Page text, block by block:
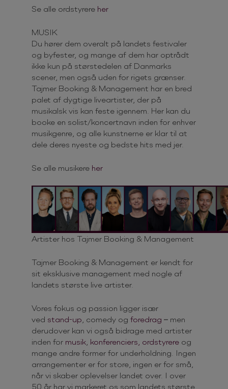
Se alle ordstyrere her
MUSIK
Du hører dem overalt på landets festivaler
og byfester, og mange af dem har optrådt
ikke kun på størstedelen af Danmarks
scener, men også uden for rigets grænser.
Tajmer Booking & Management har en bred
palet af dygtige liveartister, der på
musikalsk vis kan feste igennem. Her kan du
booke en solist/koncertnavn inden for enhver
musikgenre, og alle kunstnerne er klar til at
dele deres nyeste og bedste hits med jer.
Se alle musikere her
Artister hos Tajmer Booking & Management
Tajmer Booking & Management er kendt for
sit eksklusive management med nogle af
landets største live artister.
Vores fokus og passion ligger især
ved stand-up , comedy og foredrag – men
derudover kan vi også bidrage med artister
inden for musik konferenciers, ordstyrere og
mange andre former for underholdning. Ingen
arrangementer er for store, ingen er for små,
når vi skaber oplevelser landet over. I over
50 år har vi markeret os som landets største